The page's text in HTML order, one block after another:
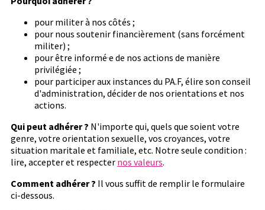
pour militer à nos côtés ;
pour nous soutenir financièrement (sans forcément
militer) ;
pour être informé‧e de nos actions de manière
privilégiée ;
pour participer aux instances du PA.F, élire son conseil
d'administration, décider de nos orientations et nos
actions.
Qui peut adhérer ? N'importe qui, quels que soient votre
genre, votre orientation sexuelle, vos croyances, votre
situation maritale et familiale, etc. Notre seule condition :
lire, accepter et respecter nos valeurs.
Comment adhérer ? Il vous suffit de remplir le formulaire
ci-dessous.